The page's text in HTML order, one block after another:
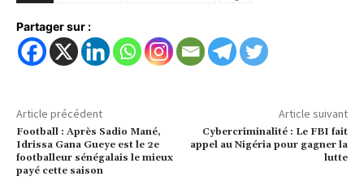
Partager sur :
Article précédent
Football : Après Sadio Mané,
Idrissa Gana Gueye est le 2e
footballeur sénégalais le mieux
payé cette saison
Article suivant
Cybercriminalité : Le FBI fait
appel au Nigéria pour gagner la
lutte